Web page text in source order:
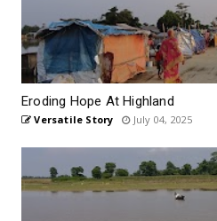
Eroding Hope At Highland
Versatile Story July 04, 2025